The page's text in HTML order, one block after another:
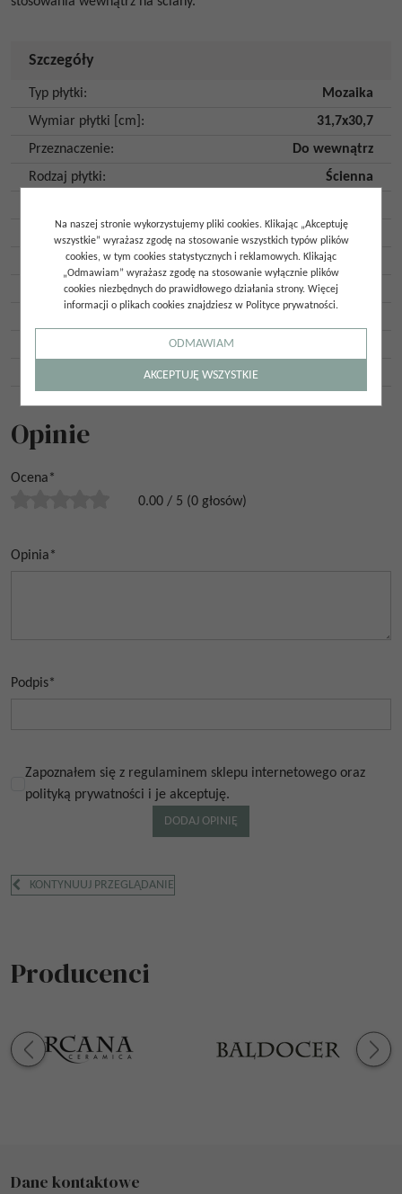
Szczegóły
Typ płytki:
Mozaika
Wymiar płytki [cm] :
31,7x30,7
Przeznaczenie:
Do wewnątrz
Rodzaj płytki:
Ścienna
Wykończenie powierzchni:
Imitacja: Kamień,Marmur
Opinie
Ocena*
0.00 / 5 (0 głosów)
Opinia*
Podpis*
Zapoznałem się z regulaminem sklepu internetowego oraz
polityką prywatności i je akceptuję.
KONTYNUUJ PRZEGLĄDANIE
Producenci
Dane kontaktowe
Na naszej stronie wykorzystujemy pliki cookies. Klikając „Akceptuję
wszystkie” wyrażasz zgodę na stosowanie wszystkich typów plików
cookies, w tym cookies statystycznych i reklamowych. Klikając
„Odmawiam” wyrażasz zgodę na stosowanie wyłącznie plików
cookies niezbędnych do prawidłowego działania strony. Więcej
informacji o plikach cookies znajdziesz w Polityce prywatności.
ODMAWIAM
AKCEPTUJĘ WSZYSTKIE